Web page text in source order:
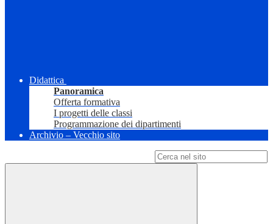
Didattica
Panoramica
Offerta formativa
I progetti delle classi
Programmazione dei dipartimenti
Archivio – Vecchio sito